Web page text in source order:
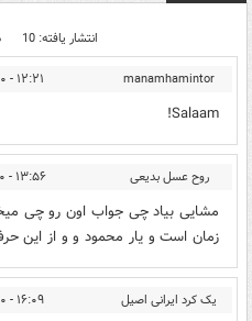
انتشار یافته: 10
manamhamintor ۱۲:۲۱ - ۱۳۹۲/۰۱/۳۰
Salaam!
روح عسل بدیعی ۱۳:۵۶ - ۱۳۹۲/۰۱/۳۰
مشایی بیاد چی جواب اون رو چی
زمان است و یار محمود و و از این
یک کرد ایرانی اصیل ۱۶:۰۹ - ۱۳۹۲/۰۱/۳۰